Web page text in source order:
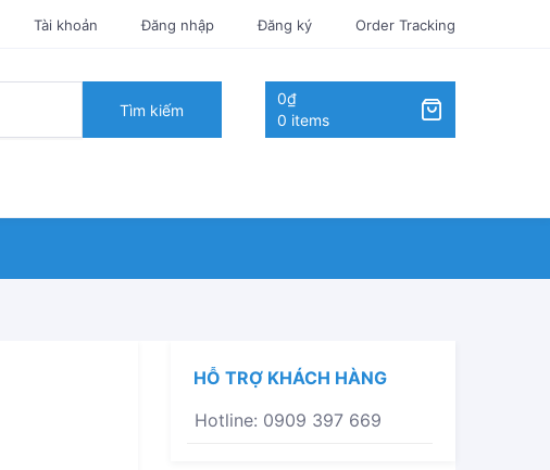
Tài khoản Đăng nhập Đăng ký Order Tracking
Tìm kiếm
0₫
0 items
HỖ TRỢ KHÁCH HÀNG
Hotline: 0909 397 669